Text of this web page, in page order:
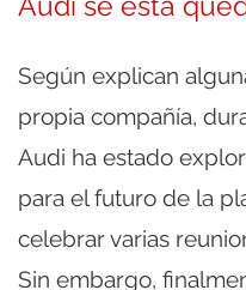
Según explican
propia compañía,
Audi ha estado
para el futuro de la
celebrar varias
Sin embargo,